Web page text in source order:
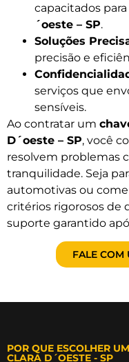
capacitados
´oeste – SP.
Soluções
precisão e
serviços que
sensíveis.
Ao contratar um
D´oeste – SP, você
resolvem problemas
tranquilidade. Seja
automotivas ou
critérios rigorosos de
suporte garantido
FALE COM
POR QUE ESCOLHER
CLARA D´OESTE - SP